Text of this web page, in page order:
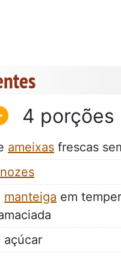
4
ameixas frescas
nozes
manteiga em
açúcar